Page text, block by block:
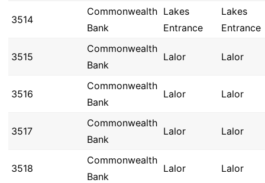
3514
Commonwealth
Bank
Lakes
Entrance
Lakes
Entrance
3515
Commonwealth
Bank
Lalor Lalor
3516
Commonwealth
Bank
Lalor Lalor
3517
Commonwealth
Bank
Lalor Lalor
3518
Commonwealth
Bank
Lalor Lalor